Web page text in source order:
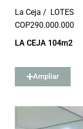
La Ceja / LOTES
COP290.000.000
LA CEJA 104m2
Ampliar